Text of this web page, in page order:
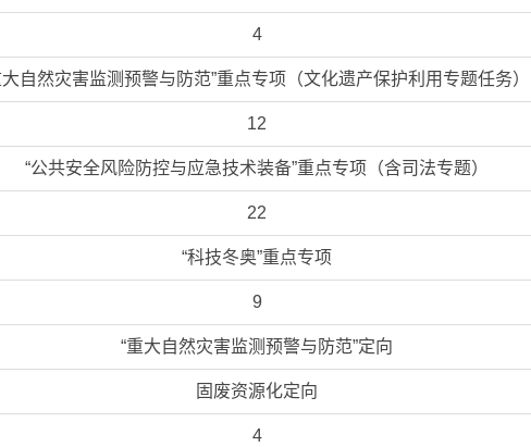
4
自然灾害监测预警与防范”重点专项（文化遗产保护利用专题任务）
12
“公共安全风险防控与应急技术装备”重点专项（含司法专题）
22
“科技冬奥”重点专项
9
“重大自然灾害监测预警与防范”定向
固废资源化定向
4